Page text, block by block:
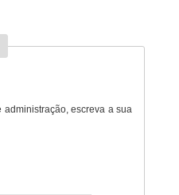
escreva a sua